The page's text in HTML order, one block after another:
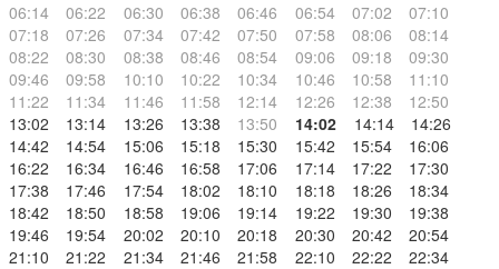
06:14
06:22 06:30 06:38 06:46 06:54 07:02
07:10
07:18
07:26 07:34 07:42 07:50 07:58 08:06
08:14
08:22
08:30 08:38 08:46 08:54 09:06 09:18
09:30
09:46
09:58 10:10 10:22 10:34 10:46 10:58
11:10
11:22
11:34 11:46 11:58 12:14 12:26 12:38
12:50
13:02
13:14 13:26 13:38 13:50 14:02 14:14
14:26
14:42
14:54 15:06 15:18 15:30 15:42 15:54
16:06
16:22
16:34 16:46 16:58 17:06 17:14 17:22
17:30
17:38
17:46 17:54 18:02 18:10 18:18 18:26
18:34
18:42
18:50 18:58 19:06 19:14 19:22 19:30
19:38
19:46
19:54 20:02 20:10 20:18 20:30 20:42
20:54
21:10
21:22 21:34 21:46 21:58 22:10 22:22 22:34